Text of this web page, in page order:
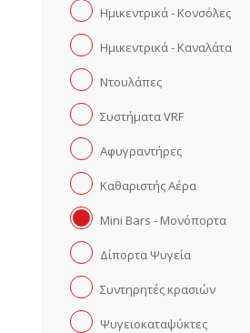
Ημικεντρικά - Κονσόλες
Ημικεντρικά - Καναλάτα
Ντουλάπες
Συστήματα VRF
Αφυγραντήρες
Καθαριστής Αέρα
Mini Bars - Μονόπορτα
Δίπορτα Ψυγεία
Συντηρητές κρασιών
Ψυγειοκαταψύκτες